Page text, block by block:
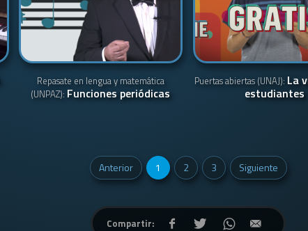
Repasate en lengua y matemática
(UNPAZ): Funciones periódicas
Puertas abiertas (UNAJ): La
estudiantes
Anterior 1 2 3 Siguiente
Compartir: